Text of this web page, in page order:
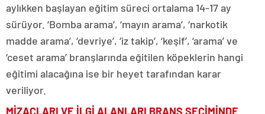
aylıkken başlayan eğitim süreci ortalama 14-17 ay
sürüyor. ‘Bomba arama’, ‘mayın arama’, ‘narkotik
madde arama’, ‘devriye’, ‘iz takip’, ‘keşif’, ‘arama’ ve
‘ceset arama’ branşlarında eğitilen köpeklerin hangi
eğitimi alacağına ise bir heyet tarafından karar
veriliyor.
MİZAÇLARI VE İLGİ ALANLARI BRANŞ SEÇİMİNDE